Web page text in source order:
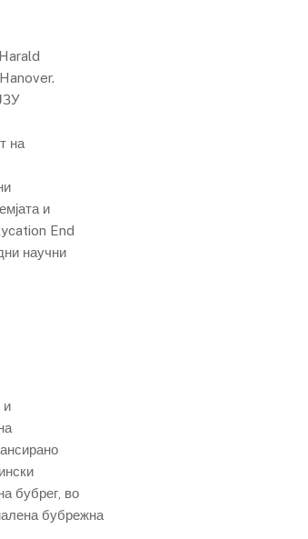
на
и
End
научни
и
бубрег, во
бубрежна